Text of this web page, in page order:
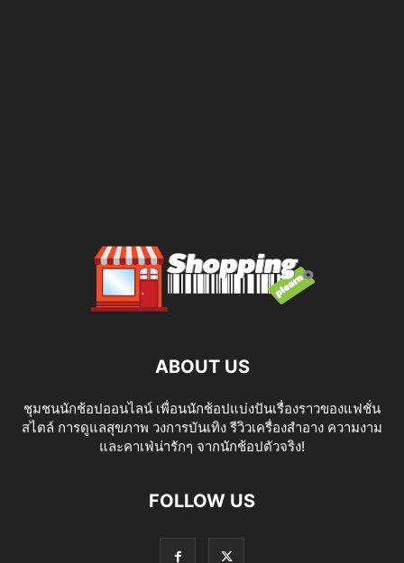
ABOUT US
ชุมชนนักช้อปออนไลน์ เพื่อนนักช้อปแบ่งปันเรื่องราวของแฟชั่น
สไตล์ การดูแลสุขภาพ วงการบันเทิง รีวิวเครื่องสำอาง ความงาม
และคาเฟ่น่ารักๆ จากนักช้อปตัวจริง!
FOLLOW US